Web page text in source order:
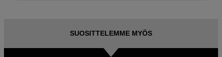
SUOSITTELEMME MYÖS